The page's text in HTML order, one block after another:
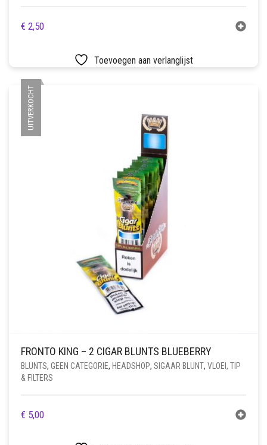
€ 2,50
Toevoegen aan verlanglijst
UITVERKOCHT
FRONTO KING – 2 CIGAR BLUNTS BLUEBERRY
BLUNTS, GEEN CATEGORIE, HEADSHOP, SIGAAR BLUNT, VLOEI, TIP
& FILTERS
€ 5,00